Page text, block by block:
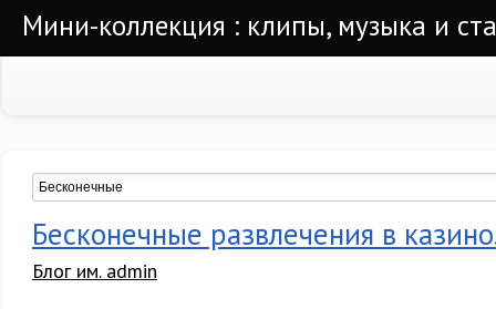
Мини-коллекция : клипы, музыка и
Бесконечные развлечения в
Блог им. admin